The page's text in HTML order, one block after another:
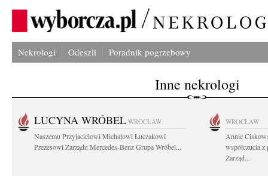
Nekrologi Odeszli Poradnik pogrzebowy
Inne nekrologi
LUCYNA WRÓBEL WROCŁAW
Naszemu Przyjacielowi Michałowi Łuczakowi
Prezesowi Zarządu Mercedes-Benz Grupa Wróbel...
WROCŁAW
Annie
współczucia
Zarząd...